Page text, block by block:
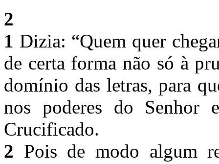
2
1 Dizia: “Quem quer
de certa forma não só à
domínio das letras, para
nos poderes do Senhor
Crucificado.
2 Pois de modo algum